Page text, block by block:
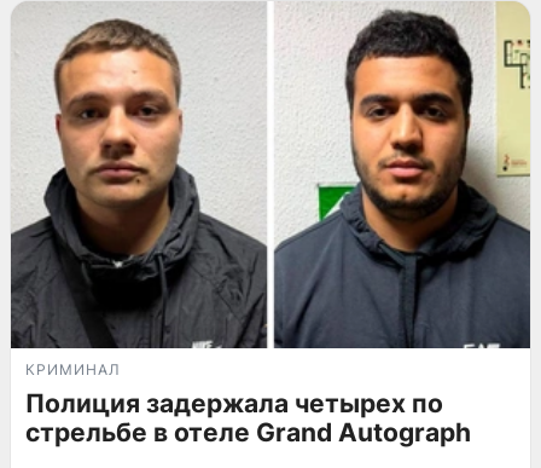
КРИМИНАЛ
Полиция задержала четырех по
стрельбе в отеле Grand Autograph